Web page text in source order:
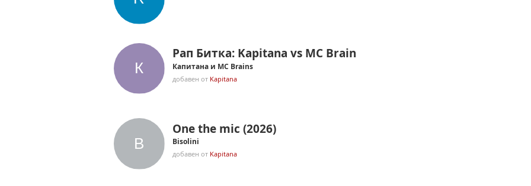
Рап Битка: Kapitana vs MC Brain
Капитана и MC Brains
добавен от Kapitana
One the mic (2026)
Bisolini
добавен от Kapitana